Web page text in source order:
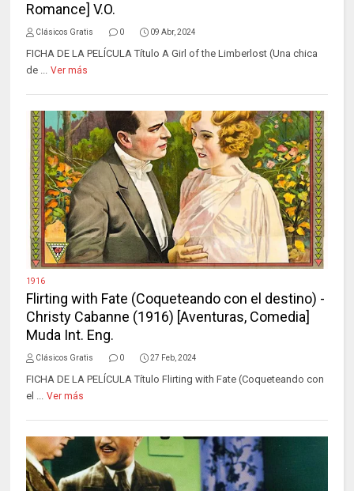
Romance] V.O.
Clásicos Gratis 0 09 Abr, 2024
FICHA DE LA PELÍCULA Título A Girl of the Limberlost (Una chica
de ... Ver más
1916
Flirting with Fate (Coqueteando con el destino) -
Christy Cabanne (1916) [Aventuras, Comedia]
Muda Int. Eng.
Clásicos Gratis 0 27 Feb, 2024
FICHA DE LA PELÍCULA Título Flirting with Fate (Coqueteando con
el ... Ver más